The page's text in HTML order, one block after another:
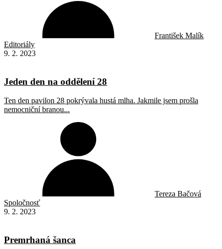
František Malík
Editoriály
9. 2. 2023
Jeden den na oddělení 28
Ten den pavilon 28 pokrývala hustá mlha. Jakmile jsem prošla
nemocniční branou...
Tereza Bačová
Spoločnosť
9. 2. 2023
Premrhaná šanca